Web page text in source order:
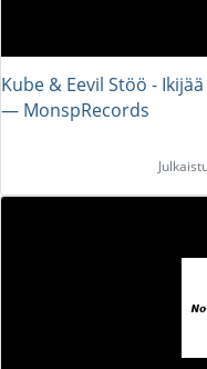
Kube & Eevil Stöö - Ikijää
― MonspRecords